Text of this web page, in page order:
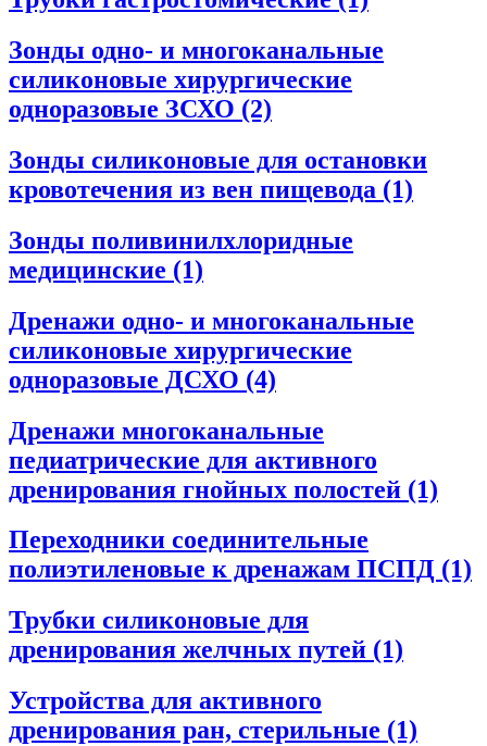
Зонды одно- и многоканальные
силиконовые хирургические
одноразовые ЗСХО (2)
Зонды силиконовые для остановки
кровотечения из вен пищевода (1)
Зонды поливинилхлоридные
медицинские (1)
Дренажи одно- и многоканальные
силиконовые хирургические
одноразовые ДСХО (4)
Дренажи многоканальные
педиатрические для активного
дренирования гнойных полостей (1)
Переходники соединительные
полиэтиленовые к дренажам ПСПД (1)
Трубки силиконовые для
дренирования желчных путей (1)
Устройства для активного
дренирования ран, стерильные (1)